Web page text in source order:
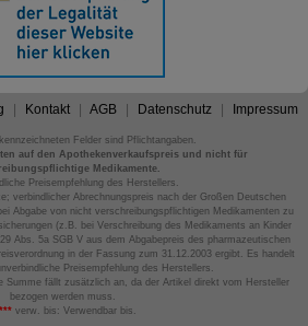
Kontakt AGB Datenschutz Impressum
Felder sind Pflichtangaben.
auf den Apothekenverkaufspreis und nicht für
Medikamente.
Preisempfehlung des Herstellers.
verbindlicher Abrechnungspreis nach der Großen Deutschen
Abgabe von nicht verschreibungspflichtigen Medikamenten zu
(z.B. bei Verschreibung des Medikaments an Kinder
Abs. 5a SGB V aus dem Abgabepreis des pharmazeutischen
in der Fassung zum 31.12.2003 ergibt. Es handelt
Preisempfehlung des Herstellers.
fällt zusätzlich an, da der Artikel direkt vom Hersteller
bezogen werden muss.
verw. bis: Verwendbar bis.